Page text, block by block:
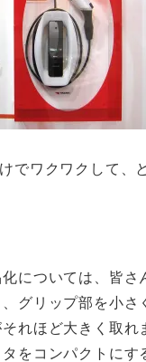
でワクワクして、
化については、皆
グリップ部を小
れほど大きく取れ
タをコンパクトに